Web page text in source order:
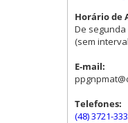
Horário de
De segunda
(sem
E-mail:
Telefones:
(48) 3721-